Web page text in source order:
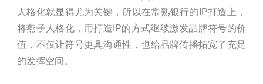
人格化就显得尤为关键，所以在常熟银行的IP打造上，
将燕子人格化，用打造IP的方式继续激发品牌符号的价
值，不仅让符号更具沟通性，也给品牌传播拓宽了充足
的发挥空间。